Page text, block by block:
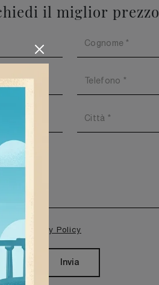
il miglior prezzo
Privacy Policy
Invia